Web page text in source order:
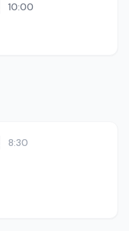
10:00
8:30